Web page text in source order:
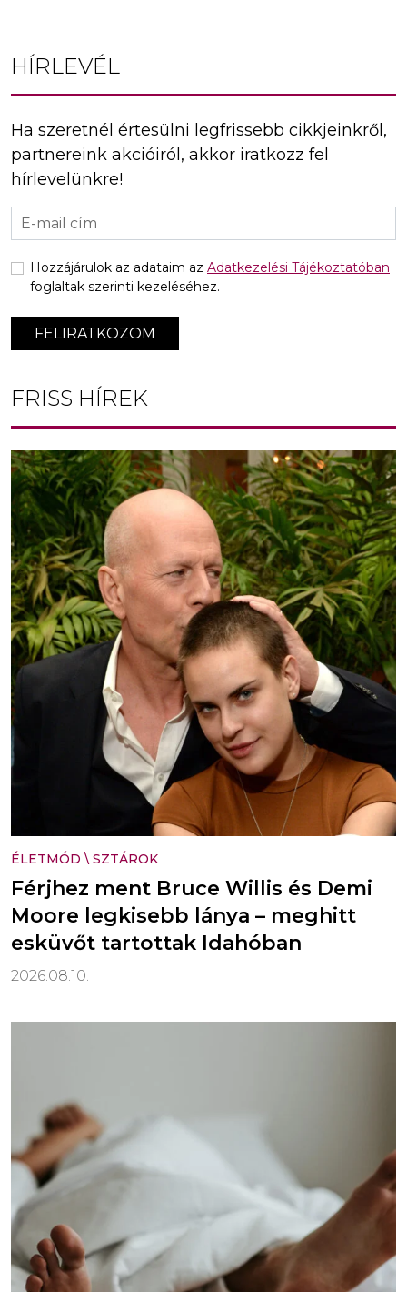
HÍRLEVÉL
Ha szeretnél értesülni legfrissebb cikkjeinkről,
partnereink akcióiról, akkor iratkozz fel
hírlevelünkre!
FELIRATKOZOM
Hozzájárulok az adataim az Adatkezelési Tájékoztatóban
foglaltak szerinti kezeléséhez.
FRISS HÍREK
ÉLETMÓD \ SZTÁROK
Férjhez ment Bruce Willis és Demi
Moore legkisebb lánya – meghitt
esküvőt tartottak Idahóban
2026.08.10.